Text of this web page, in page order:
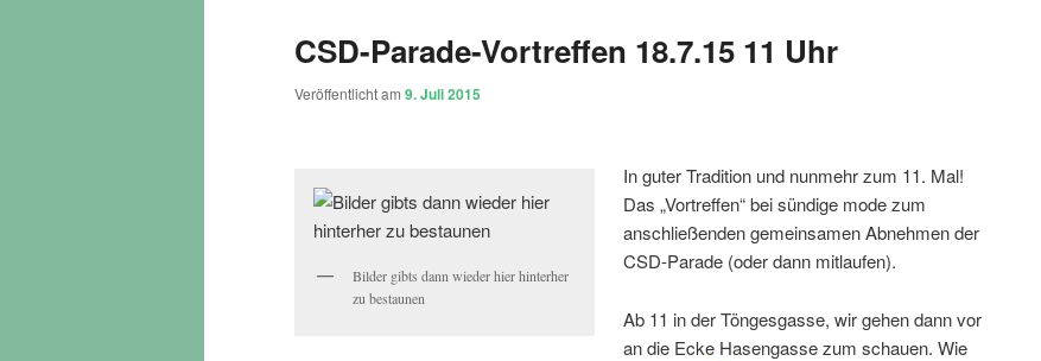
CSD-Parade-Vortreffen 18.7.15 11 Uhr
Veröffentlicht am 9. Juli 2015
Bilder gibts dann wieder hier hinterher
zu bestaunen
In guter Tradition und nunmehr zum 11. Mal!
Das „Vortreffen“ bei sündige mode zum
anschließenden gemeinsamen Abnehmen der
CSD-Parade (oder dann mitlaufen).
Ab 11 in der Töngesgasse, wir gehen dann vor
an die Ecke Hasengasse zum schauen. Wie